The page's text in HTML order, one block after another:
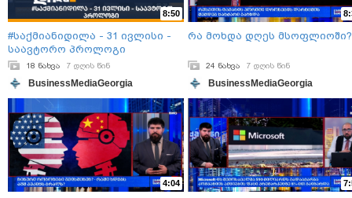
8:50
#საქმიანიდილა - 31 ივლისი -
საავტორო პროლოგი
18 ნახვა 7 დღის წინ
BusinessMediaGeorgia
რა მოხდა დღეს მსოფლიოში?
24 ნახვა 7 დღის წინ
BusinessMediaGeorgia
4:04